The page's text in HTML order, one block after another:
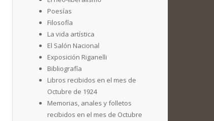
Poesías
Filosofía
La vida artística
El Salón Nacional
Exposición Riganelli
Bibliografía
Libros recibidos en el mes de
Octubre de 1924
Memorias, anales y folletos
recibidos en el mes de Octubre